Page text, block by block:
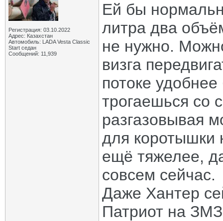
Регистрация: 03.10.2022
Адрес: Казахстан
Автомобиль: LADA Vesta Classic
Start седан
Сообщений: 11,939
Ей бы
литра два
не нужно.
визга
потоке
трогаешься со
разгазовывая
для коротышки
ещё тяжелее,
совсем сейчас.
Даже Хантер
Патриот на ЗМЗ